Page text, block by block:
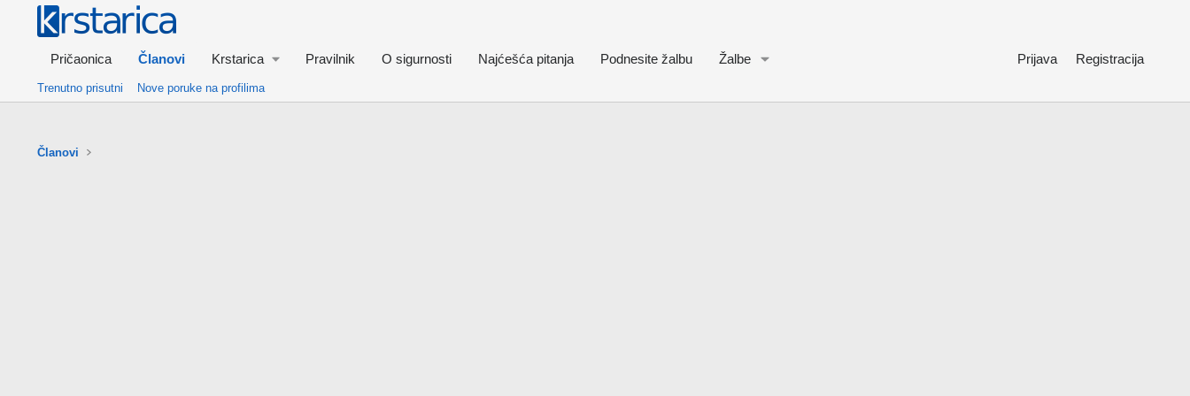
Pričaonica Članovi Krstarica Pravilnik O sigurnosti Najćešća pitanja Podnesite žalbu Žalbe Prijava Registracija
Trenutno prisutni Nove poruke na profilima
Članovi